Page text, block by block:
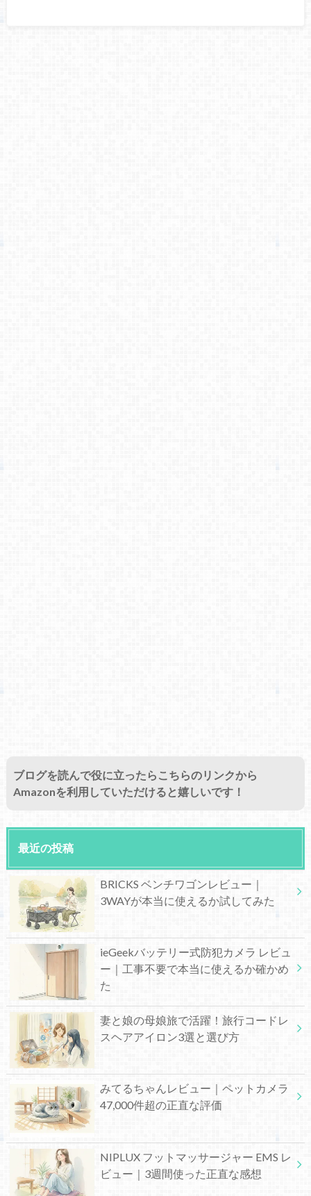
ブログを読んで役に立ったらこちらのリンクから
Amazonを利用していただけると嬉しいです！
最近の投稿
BRICKS ベンチワゴンレビュー｜
3WAYが本当に使えるか試してみた
ieGeekバッテリー式防犯カメラ レビュ
ー｜工事不要で本当に使えるか確かめ
た
妻と娘の母娘旅で活躍！旅行コードレ
スヘアアイロン3選と選び方
みてるちゃんレビュー｜ペットカメラ
47,000件超の正直な評価
NIPLUX フットマッサージャー EMS レ
ビュー｜3週間使った正直な感想